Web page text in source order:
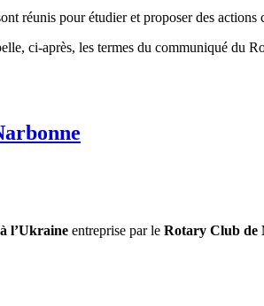
réunis pour étudier et proposer des actions
ci-après, les termes du communiqué du
l’Ukraine entreprise par le Rotary Club de